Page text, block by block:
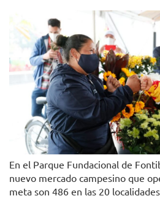
En el Parque Fundacional de
nuevo mercado campesino que
meta son 486 en las 20 localidades.